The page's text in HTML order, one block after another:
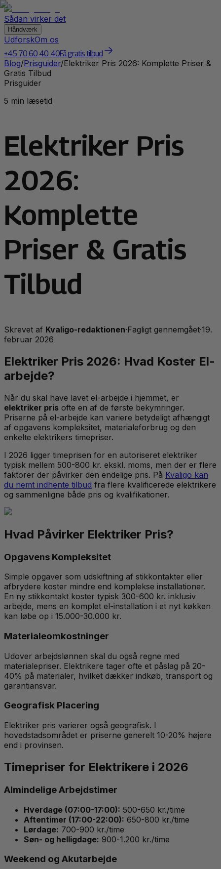
Sådan virker det
Håndværk
UdforskOm os
+45 70 60 40 40Få gratis tilbud
Blog/Prisguider/Elektriker Pris 2026: Komplette Priser &
Gratis Tilbud
Prisguider
5 min læsetid
Elektriker Pris
2026:
Komplette
Priser & Gratis
Tilbud
Skrevet af Kvaligo-redaktionen·Fagligt gennemgået·19.
februar 2026
Elektriker Pris 2026: Hvad Koster El-
arbejde?
Når du skal have lavet el-arbejde i hjemmet, er
elektriker pris ofte en af de første bekymringer.
Priserne på el-arbejde kan variere betydeligt afhængigt
af opgavens kompleksitet, materialeforbrug og den
enkelte elektrikers timepriser.
I 2026 ligger timeprisen for en autoriseret elektriker
typisk mellem 500-800 kr. ekskl. moms, men der er flere
faktorer der påvirker den endelige pris. På Kvaligo kan
du nemt indhente tilbud fra flere kvalificerede elektrikere
og sammenligne både pris og kvalifikationer.
Hvad Påvirker Elektriker Pris?
Opgavens Kompleksitet
Simple opgaver som udskiftning af stikkontakter eller
afbrydere koster mindre end komplekse installationer.
En ny stikkontakt koster typisk 300-600 kr. inklusiv
arbejde, mens en komplet el-installation i et nyt køkken
kan løbe op i 15.000-30.000 kr.
Materialeomkostninger
Udover arbejdslønnen skal du også regne med
materialepriser. Elektrikere tager ofte et påslag på 20-
40% på materialer, hvilket dækker indkøb, transport og
garantiansvar.
Geografisk Placering
Elektriker pris varierer også geografisk. I
hovedstadsområdet er priserne generelt 10-20% højere
end i provinsen.
Timepriser for Elektrikere i 2026
Almindelige Arbejdstimer
Hverdage (07:00-17:00): 500-650 kr./time
Aftentimer (17:00-22:00): 650-800 kr./time
Lørdage: 700-900 kr./time
Søn- og helligdage: 900-1.200 kr./time
Weekend og Akutarbejde